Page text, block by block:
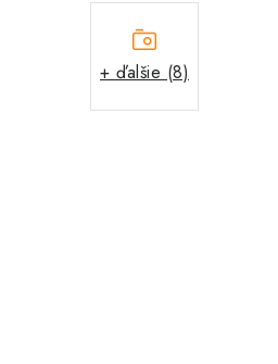
+ ďalšie (8)